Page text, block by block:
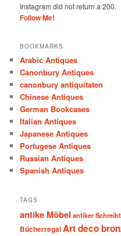
Instagram did not return a 200.
Follow Me!
BOOKMARKS
Arabic Antiques
Canonbury Antiques
canonbury antiquitaten
Chinese Antiques
German Bookcases
Italian Antiques
Japanese Antiques
Portugese Antiques
Russian Antiques
Spanish Antiques
TAGS
antike Möbel antiker
BücherregalArt deco